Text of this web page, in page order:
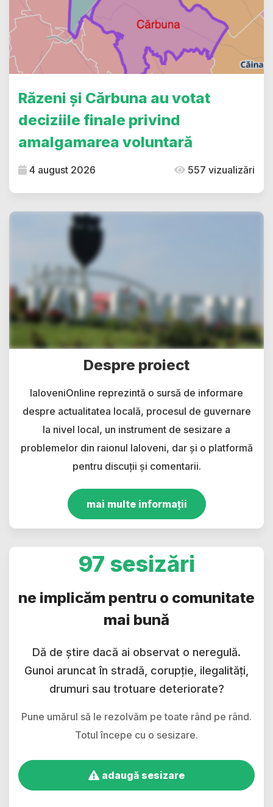
Răzeni și Cărbuna au votat
deciziile finale privind
amalgamarea voluntară
4 august 2026 557 vizualizări
Despre proiect
IaloveniOnline reprezintă o sursă de informare
despre actualitatea locală, procesul de guvernare
la nivel local, un instrument de sesizare a
problemelor din raionul Ialoveni, dar și o platformă
pentru discuții și comentarii.
mai multe informații
97 sesizări
ne implicăm pentru o comunitate
mai bună
Dă de știre dacă ai observat o neregulă.
Gunoi aruncat în stradă, corupție, ilegalități,
drumuri sau trotuare deteriorate?
Pune umărul să le rezolvăm pe toate rând pe rând.
Totul începe cu o sesizare.
adaugă sesizare